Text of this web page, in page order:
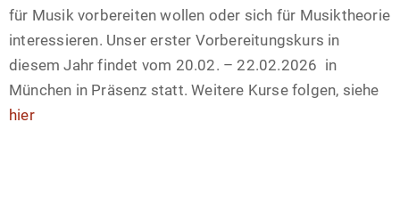
für Musik vorbereiten wollen oder sich für Musiktheorie
interessieren. Unser erster Vorbereitungskurs in
diesem Jahr findet vom 20.02. – 22.02.2026 in
München in Präsenz statt. Weitere Kurse folgen, siehe
hier